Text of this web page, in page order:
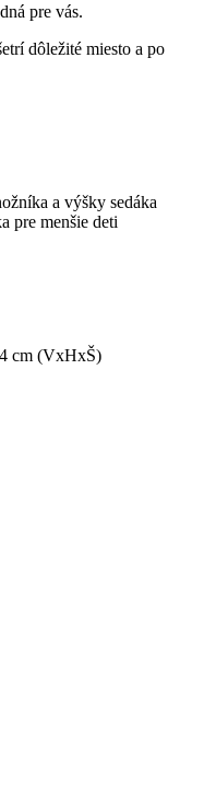
pre vás.
dôležité miesto a po
a výšky sedáka
pre menšie deti
cm (VxHxŠ)